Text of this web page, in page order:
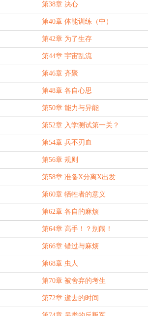
第38章 决心
第40章 体能训练（中）
第42章 为了生存
第44章 宇宙乱流
第46章 齐聚
第48章 各自心思
第50章 能力与异能
第52章 入学测试第一关？
第54章 兵不刃血
第56章 规则
第58章 准备X分离X出发
第60章 牺牲者的意义
第62章 各自的麻烦
第64章 高手！？别闹！
第66章 错过与麻烦
第68章 虫人
第70章 被舍弃的考生
第72章 逝去的时间